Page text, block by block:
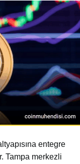
entegre
Tampa merkezli